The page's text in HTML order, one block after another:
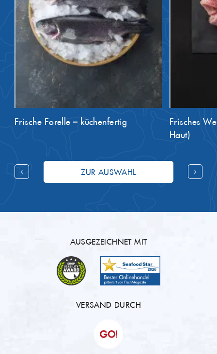
Frische Forelle – küchenfertig
Frisches
Haut)
ZUR AUSWAHL
AUSGEZEICHNET MIT
VERSAND DURCH